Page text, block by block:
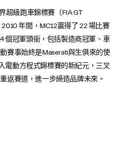
超級跑車錦標賽（FIA GT
年間，MC12贏得了 22 場比賽
個冠軍頭銜，包括製造商冠軍、車
賽事始終是Maserati與生俱來的使
電動方程式錦標賽的新紀元，三叉
返賽道，進一步締造品牌未來。